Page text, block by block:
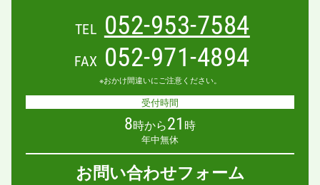
TEL 052-953-7584
FAX 052-971-4894
※おかけ間違いにご注意ください。
受付時間
8時から21 時
年中無休
お問い合わせフォーム